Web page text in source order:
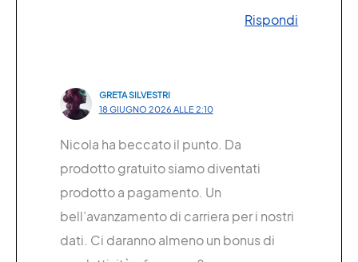
Rispondi
GRETA SILVESTRI
18 GIUGNO 2026 ALLE 2:10
Nicola ha beccato il punto. Da
prodotto gratuito siamo diventati
prodotto a pagamento. Un
bell’avanzamento di carriera per i nostri
dati. Ci daranno almeno un bonus di